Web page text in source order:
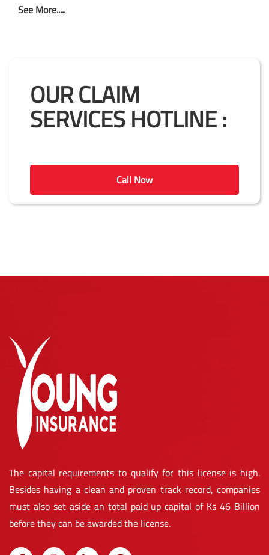
See More.....
OUR CLAIM
SERVICES HOTLINE :
Call Now
The capital requirements to qualify for this license is high.
Besides having a clean and proven track record, companies
must also set aside an total paid up capital of Ks 46 Billion
before they can be awarded the license.